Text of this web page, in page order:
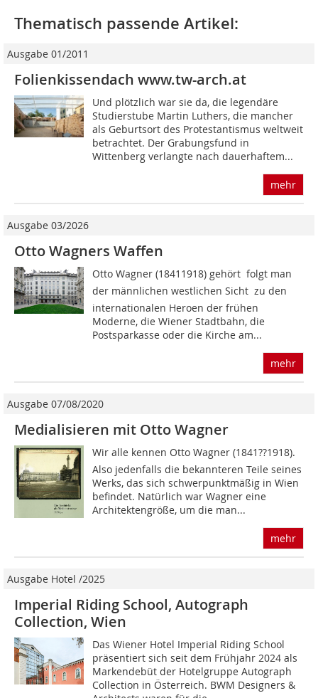
Thematisch passende Artikel:
Ausgabe 01/2011
Folienkissendach www.tw-arch.at
Und plötzlich war sie da, die legendäre
Studierstube Martin Luthers, die mancher
als Geburtsort des Protestantismus weltweit
betrachtet. Der Grabungsfund in
Wittenberg ver­langte nach dauerhaftem...
mehr
Ausgabe 03/2026
Otto Wagners Waffen
Otto Wagner (18411918) gehört  folgt man
der männlichen westlichen Sicht  zu den
internatio­nalen Heroen der frühen
Moderne, die Wiener Stadtbahn, die
Postsparkasse oder die Kirche am...
mehr
Ausgabe 07/08/2020
Medialisieren mit Otto Wagner
Wir alle kennen Otto Wagner (1841??1918).
Also jedenfalls die bekannteren Teile seines
Werks, das sich schwerpunktmäßig in Wien
befindet. Natürlich war Wagner eine
Architektengröße, um die man...
mehr
Ausgabe Hotel /2025
Imperial Riding School, Autograph
Collection, Wien
Das Wiener Hotel Imperial Riding School
präsentiert sich seit dem Frühjahr 2024 als
Markendebüt der Hotelgruppe Autograph
Collection in Österreich. BWM Designers &